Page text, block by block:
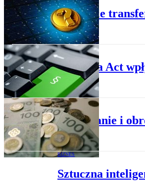
Śledzenie
BIZNES
Jak Data Act
BIZNES
Wydawanie i
BIZNES
Sztuczna